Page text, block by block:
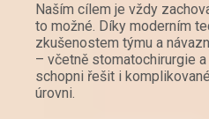
Naším cílem je vždy
to možné. Díky moderním
zkušenostem týmu a
– včetně stomatochirurgie
schopni řešit i
úrovni.